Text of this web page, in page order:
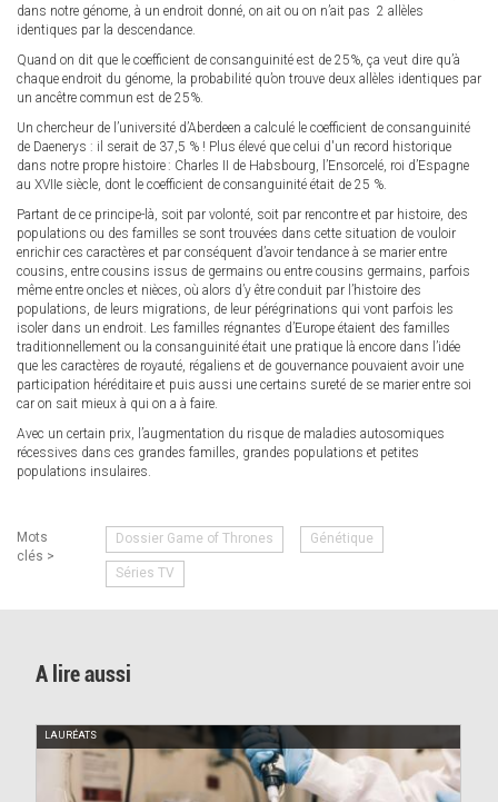
dans notre génome, à un endroit donné, on ait ou on n’ait pas 2 allèles
identiques par la descendance.
Quand on dit que le coefficient de consanguinité est de 25%, ça veut dire qu’à
chaque endroit du génome, la probabilité qu’on trouve deux allèles identiques par
un ancêtre commun est de 25%.
Un chercheur de l’université d’Aberdeen a calculé le coefficient de consanguinité
de Daenerys : il serait de 37,5 % ! Plus élevé que celui d'un record historique
dans notre propre histoire : Charles II de Habsbourg, l’Ensorcelé, roi d’Espagne
au XVIIe siècle, dont le coefficient de consanguinité était de 25 %.
Partant de ce principe-là, soit par volonté, soit par rencontre et par histoire, des
populations ou des familles se sont trouvées dans cette situation de vouloir
enrichir ces caractères et par conséquent d’avoir tendance à se marier entre
cousins, entre cousins issus de germains ou entre cousins germains, parfois
même entre oncles et nièces, où alors d’y être conduit par l’histoire des
populations, de leurs migrations, de leur pérégrinations qui vont parfois les
isoler dans un endroit. Les familles régnantes d’Europe étaient des familles
traditionnellement ou la consanguinité était une pratique là encore dans l’idée
que les caractères de royauté, régaliens et de gouvernance pouvaient avoir une
participation héréditaire et puis aussi une certains sureté de se marier entre soi
car on sait mieux à qui on a à faire.
Avec un certain prix, l’augmentation du risque de maladies autosomiques
récessives dans ces grandes familles, grandes populations et petites
populations insulaires.
Mots
clés >
Dossier Game of Thrones Génétique
Séries TV
A lire aussi
LAURÉATS